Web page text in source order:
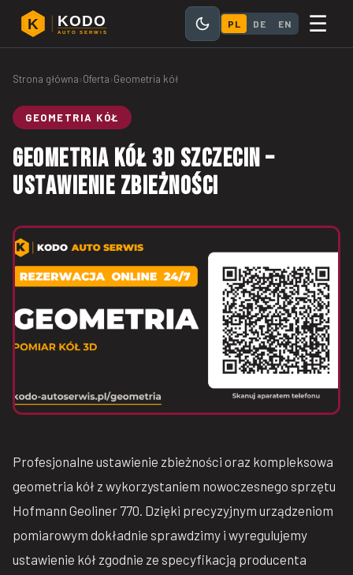
K KODO
AUTO SERWIS
PL DE EN ☰
Strona główna›Oferta›Geometria kół
GEOMETRIA KÓŁ
GEOMETRIA KÓŁ 3D SZCZECIN –
USTAWIENIE ZBIEŻNOŚCI
Profesjonalne ustawienie zbieżności oraz kompleksowa
geometria kół z wykorzystaniem nowoczesnego sprzętu
Hofmann Geoliner 770. Dzięki precyzyjnym urządzeniom
pomiarowym dokładnie sprawdzimy i wyregulujemy
ustawienie kół zgodnie ze specyfikacją producenta